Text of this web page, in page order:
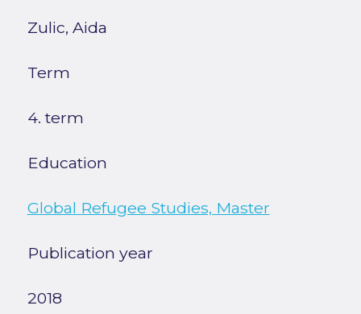
Zulic, Aida
Term
4. term
Education
Global Refugee Studies, Master
Publication year
2018